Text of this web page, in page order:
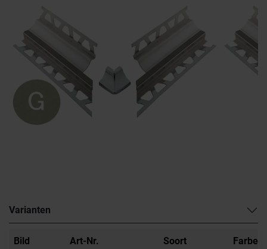
Varianten
Bild Art-Nr. Soort
Farbe /